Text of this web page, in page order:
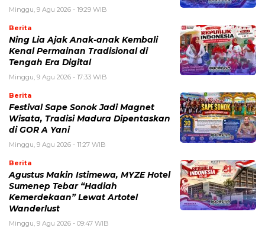
Minggu, 9 Agu 2026 - 19:29 WIB
Berita
Ning Lia Ajak Anak-anak Kembali
Kenal Permainan Tradisional di
Tengah Era Digital
Minggu, 9 Agu 2026 - 17:33 WIB
Berita
Festival Sape Sonok Jadi Magnet
Wisata, Tradisi Madura Dipentaskan
di GOR A Yani
Minggu, 9 Agu 2026 - 11:27 WIB
Berita
Agustus Makin Istimewa, MYZE Hotel
Sumenep Tebar “Hadiah
Kemerdekaan” Lewat Artotel
Wanderlust
Minggu, 9 Agu 2026 - 09:47 WIB